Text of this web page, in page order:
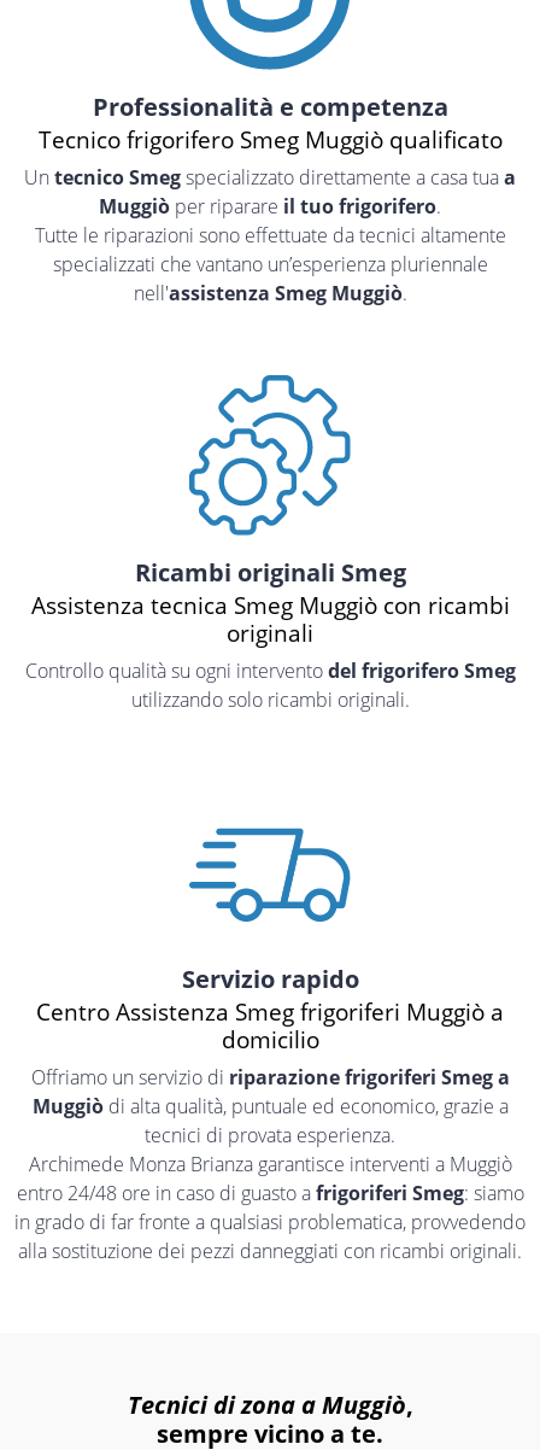
Professionalità e competenza
Tecnico frigorifero Smeg Muggiò qualificato
Un tecnico Smegspecializzato direttamente a casa tuaa
Muggiò per riparare il tuo frigorifero.
Tutte le riparazioni sono effettuate da tecnici altamente
specializzati che vantano un’esperienza pluriennale
nell'assistenza Smeg Muggiò.
Ricambi originali Smeg
Assistenza tecnica Smeg Muggiò con ricambi
originali
Controllo qualità su ogni interventodel frigorifero Smeg
utilizzando solo ricambi originali.
Servizio rapido
Centro Assistenza Smeg frigoriferi Muggiò a
domicilio
Offriamo un servizio di riparazione frigoriferi Smeg a
Muggiòdi alta qualità, puntuale ed economico, grazie a
tecnici di provata esperienza.
Archimede Monza Brianza garantisce interventi a Muggiò
entro 24/48 ore in caso di guasto afrigoriferi Smeg: siamo
in grado di far fronte a qualsiasi problematica, provvedendo
alla sostituzione dei pezzi danneggiati con ricambi originali.
Tecnici di zona a Muggiò,
sempre vicino a te.